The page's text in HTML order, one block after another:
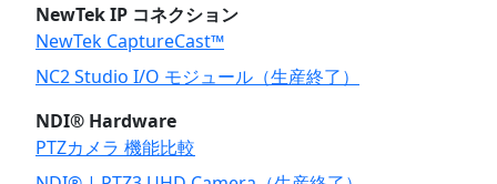
NewTek IP コネクション
NewTek CaptureCast™
NC2 Studio I/O モジュール（生産終了）
NDI® Hardware
PTZカメラ 機能比較